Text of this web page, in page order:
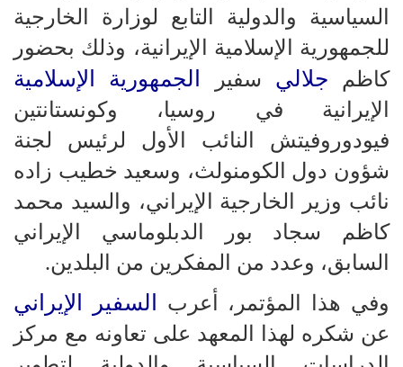
السياسية والدولية التابع لوزارة الخارجية
للجمهورية الإسلامية الإيرانية، وذلك بحضور
كاظم جلالي سفير الجمهورية الإسلامية
الإيرانية في روسيا، وكونستانتين
فيودوروفيتش النائب الأول لرئيس لجنة
شؤون دول الكومنولث، وسعيد خطيب زاده
نائب وزير الخارجية الإيراني، والسيد محمد
كاظم سجاد بور الدبلوماسي الإيراني
السابق، وعدد من المفكرين من البلدين.
وفي هذا المؤتمر، أعرب السفير الإيراني
عن شكره لهذا المعهد على تعاونه مع مركز